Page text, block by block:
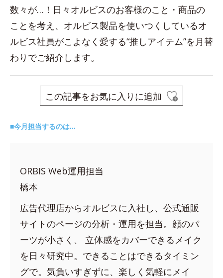
数々が…！日々オルビスのお客様のこと・商品の
ことを考え、オルビス製品を使いつくしているオ
ルビス社員がこよなく愛する“推しアイテム”を月替
わりでご紹介します。
この記事をお気に入りに追加
■今月担当するのは…
ORBIS Web運用担当
橋本
広告代理店からオルビスに入社し、公式通販
サイトのページの分析・運用を担当。顔のパ
ーツが小さく、 立体感をカバーできるメイク
を日々研究中。できることはできるタイミン
グで。気負いすぎずに、楽しく気軽にメイ